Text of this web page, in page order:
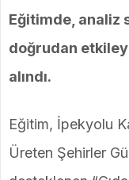
Eğitimde, analiz
doğrudan
alındı.
Eğitim, İpekyolu
Üreten Şehirler